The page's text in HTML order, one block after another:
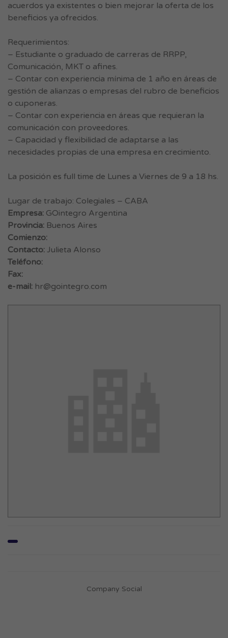
acuerdos ya existentes o bien mejorar la oferta de los
beneficios ya ofrecidos.
Requerimientos:
– Estudiante o graduado de carreras de RRPP,
Comunicación, MKT o afines.
– Contar con experiencia mínima de 1 año en áreas de
gestión de alianzas o empresas del rubro de beneficios
o cuponeras.
– Contar con experiencia en áreas que requieran la
comunicación con proveedores.
– Capacidad y flexibilidad de adaptarse a las
necesidades propias de una empresa en crecimiento.
La posición es full time de Lunes a Viernes de 9 a 18 hs.
Lugar de trabajo: Colegiales – CABA
Empresa: GOintegro Argentina
Provincia: Buenos Aires
Comienzo:
Contacto: Julieta Alonso
Teléfono:
Fax:
e-mail: hr@gointegro.com
Company Social